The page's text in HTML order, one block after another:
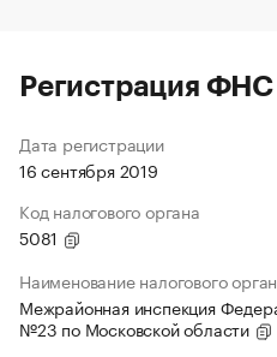
Регистрация ФНС
Дата регистрации
16 сентября 2019
Код налогового органа
5081
Наименование налогового
Межрайонная инспекция
№23 по Московской области